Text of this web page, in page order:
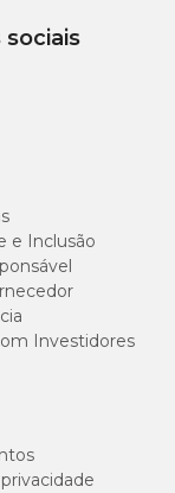
e Inclusão
Investidores
sociais